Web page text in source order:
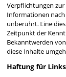
Verpflichtungen
Informationen
unberührt. Eine
Zeitpunkt der
Bekanntwerden
diese Inhalte
Haftung für Links